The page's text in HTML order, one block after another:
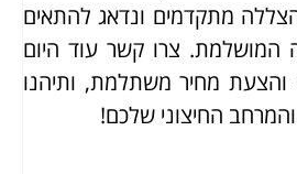
מתקדמים ונדאג להתאים
המושלמת. צרו קשר עוד היום
והצעת מחיר משתלמת, ותיהנו
החיצוני שלכם!